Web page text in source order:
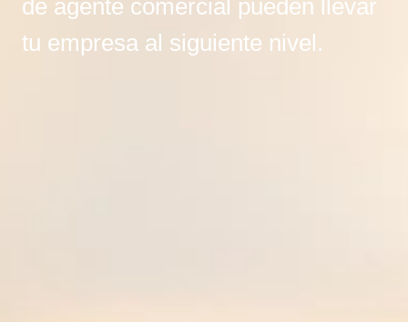
de agente comercial pueden llevar
tu empresa al siguiente nivel.